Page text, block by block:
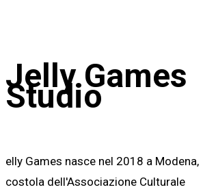
Jelly Games
Studio
elly Games nasce nel 2018 a Modena,
costola dell'Associazione Culturale